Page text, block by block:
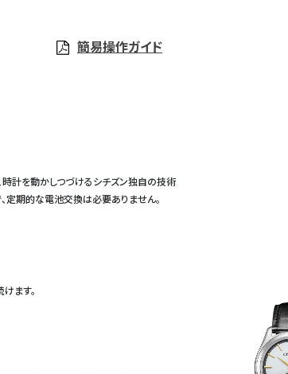
簡易操作ガイド
時計を動かしつづけるシチズン独自の技術
定期的な電池交換は必要ありません。
ます。